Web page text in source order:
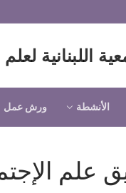
اللبنانية
الأنشطة ورش عمل
علم